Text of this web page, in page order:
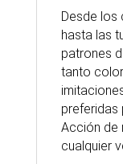
Desde los
hasta las
patrones
tanto
preferidas
Acción de
cualquier